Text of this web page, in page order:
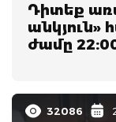
Դիտեք
անկյուն»
ժամը
32086